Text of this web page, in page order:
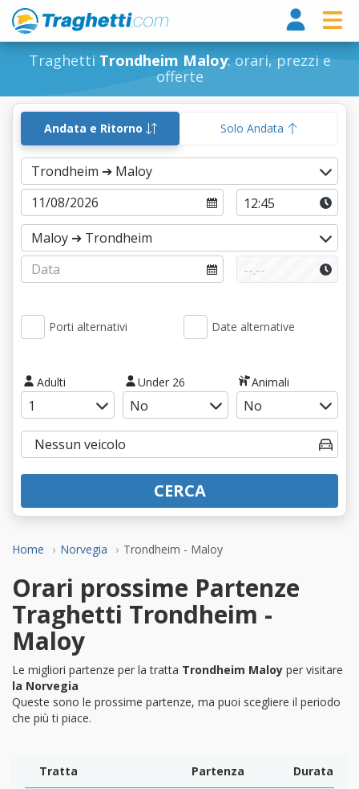
Traghetti Trondheim Maloy: orari, prezzi e
offerte
Home Norvegia Trondheim - Maloy
Andata e Ritorno Solo Andata
Porti alternativi Date alternative
Adulti Under 26 Animali
CERCA
Orari prossime Partenze
Traghetti Trondheim -
Maloy
Le migliori partenze per la tratta Trondheim Maloy per visitare
la Norvegia
Queste sono le prossime partenze, ma puoi scegliere il periodo
che più ti piace.
Tratta Partenza
Durata